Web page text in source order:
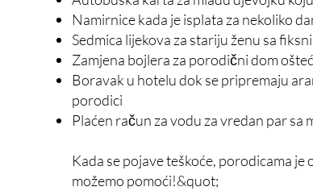
Namirnice kada je isplata za nekoliko
Sedmica lijekova za stariju ženu sa
Zamjena bojlera za porodični dom
Boravak u hotelu dok se pripremaju
porodici
Plaćen račun za vodu za vredan par sa
Kada se pojave teškoće, porodicama
možemo pomoći!&quot;